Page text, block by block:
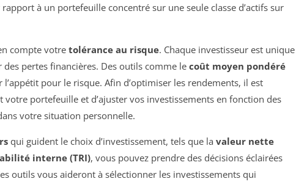
à un portefeuille concentré sur une seule classe d’actifs sur
compte votre tolérance au risque. Chaque investisseur est unique
pertes financières. Des outils comme le coût moyen pondéré
pour le risque. Afin d’optimiser les rendements, il est
portefeuille et d’ajuster vos investissements en fonction des
votre situation personnelle.
qui guident le choix d’investissement, tels que la valeur nette
interne (TRI), vous pouvez prendre des décisions éclairées
outils vous aideront à sélectionner les investissements qui